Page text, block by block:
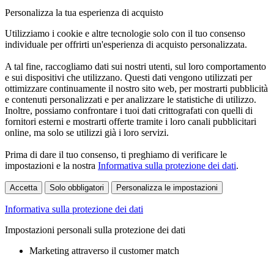
Personalizza la tua esperienza di acquisto
Utilizziamo i cookie e altre tecnologie solo con il tuo consenso
individuale per offrirti un'esperienza di acquisto personalizzata.
A tal fine, raccogliamo dati sui nostri utenti, sul loro comportamento
e sui dispositivi che utilizzano. Questi dati vengono utilizzati per
ottimizzare continuamente il nostro sito web, per mostrarti pubblicità
e contenuti personalizzati e per analizzare le statistiche di utilizzo.
Inoltre, possiamo confrontare i tuoi dati crittografati con quelli di
fornitori esterni e mostrarti offerte tramite i loro canali pubblicitari
online, ma solo se utilizzi già i loro servizi.
Prima di dare il tuo consenso, ti preghiamo di verificare le
impostazioni e la nostra Informativa sulla protezione dei dati.
Accetta Solo obbligatori Personalizza le impostazioni
Informativa sulla protezione dei dati
Impostazioni personali sulla protezione dei dati
Marketing attraverso il customer match